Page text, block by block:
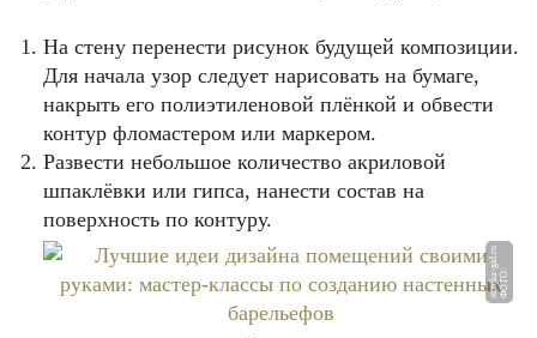
На стену перенести рисунок будущей композиции.
Для начала узор следует нарисовать на бумаге,
накрыть его полиэтиленовой плёнкой и обвести
контур фломастером или маркером.
Развести небольшое количество акриловой
шпаклёвки или гипса, нанести состав на
поверхность по контуру.
Ф
О
Т
О:
st
r
oj
k
a
-
gi
d.
r
u